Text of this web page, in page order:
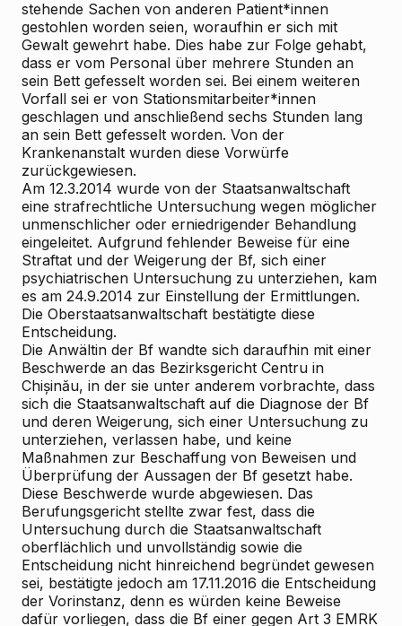
stehende Sachen von anderen Patient*innen
gestohlen worden seien, woraufhin er sich mit
Gewalt gewehrt habe. Dies habe zur Folge gehabt,
dass er vom Personal über mehrere Stunden an
sein Bett gefesselt worden sei. Bei einem weiteren
Vorfall sei er von Stationsmitarbeiter*innen
geschlagen und anschließend sechs Stunden lang
an sein Bett gefesselt worden. Von der
Krankenanstalt wurden diese Vorwürfe
zurückgewiesen.
Am 12.3.2014 wurde von der Staatsanwaltschaft
eine strafrechtliche Untersuchung wegen möglicher
unmenschlicher oder erniedrigender Behandlung
eingeleitet. Aufgrund fehlender Beweise für eine
Straftat und der Weigerung der Bf, sich einer
psychiatrischen Untersuchung zu unterziehen, kam
es am 24.9.2014 zur Einstellung der Ermittlungen.
Die Oberstaatsanwaltschaft bestätigte diese
Entscheidung.
Die Anwältin der Bf wandte sich daraufhin mit einer
Beschwerde an das Bezirksgericht Centru in
Chișinău, in der sie unter anderem vorbrachte, dass
sich die Staatsanwaltschaft auf die Diagnose der Bf
und deren Weigerung, sich einer Untersuchung zu
unterziehen, verlassen habe, und keine
Maßnahmen zur Beschaffung von Beweisen und
Überprüfung der Aussagen der Bf gesetzt habe.
Diese Beschwerde wurde abgewiesen. Das
Berufungsgericht stellte zwar fest, dass die
Untersuchung durch die Staatsanwaltschaft
oberflächlich und unvollständig sowie die
Entscheidung nicht hinreichend begründet gewesen
sei, bestätigte jedoch am 17.11.2016 die Entscheidung
der Vorinstanz, denn es würden keine Beweise
dafür vorliegen, dass die Bf einer gegen Art 3 EMRK